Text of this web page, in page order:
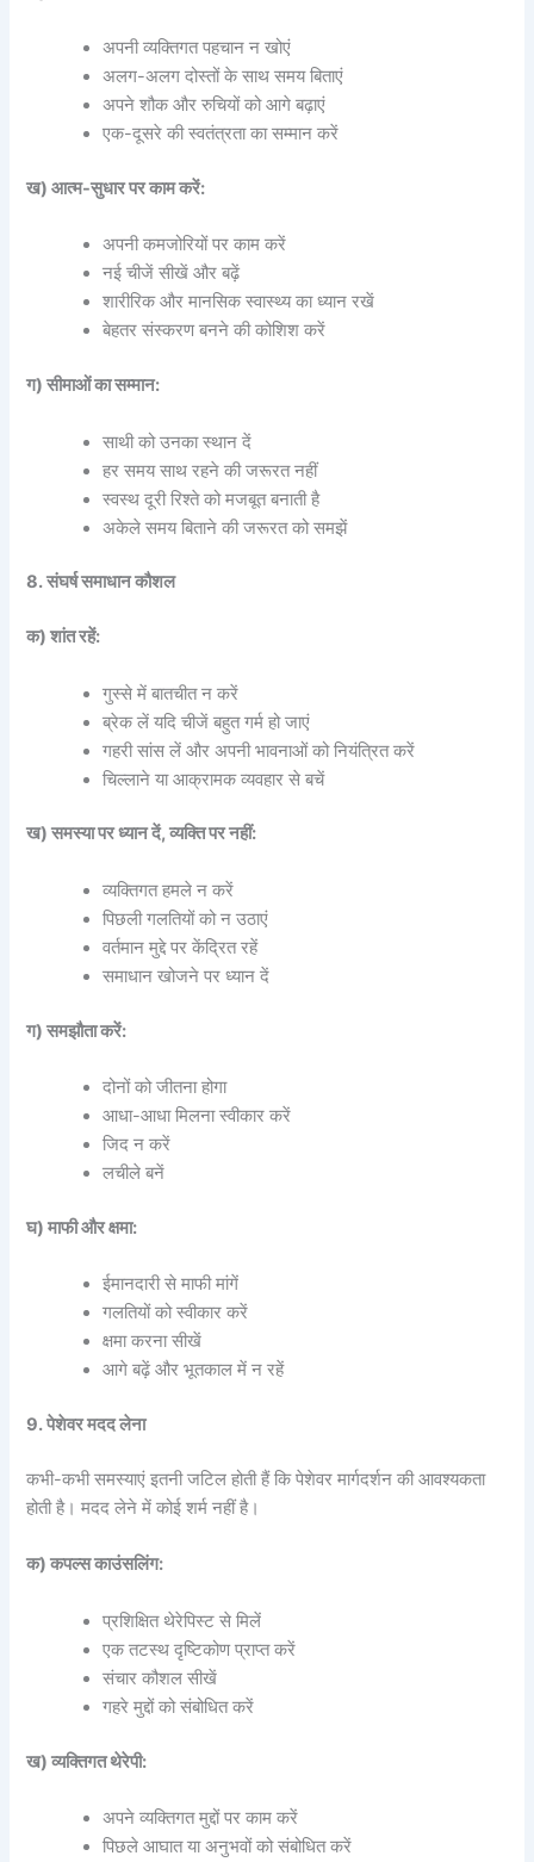
अपनी व्यक्तिगत पहचान न खोएं
अलग-अलग दोस्तों के साथ समय बिताएं
अपने शौक और रुचियों को आगे बढ़ाएं
एक-दूसरे की स्वतंत्रता का सम्मान करें
ख) आत्म-सुधार पर काम करें:
अपनी कमजोरियों पर काम करें
नई चीजें सीखें और बढ़ें
शारीरिक और मानसिक स्वास्थ्य का ध्यान रखें
बेहतर संस्करण बनने की कोशिश करें
ग) सीमाओं का सम्मान:
साथी को उनका स्थान दें
हर समय साथ रहने की जरूरत नहीं
स्वस्थ दूरी रिश्ते को मजबूत बनाती है
अकेले समय बिताने की जरूरत को समझें
8. संघर्ष समाधान कौशल
क) शांत रहें:
गुस्से में बातचीत न करें
ब्रेक लें यदि चीजें बहुत गर्म हो जाएं
गहरी सांस लें और अपनी भावनाओं को नियंत्रित करें
चिल्लाने या आक्रामक व्यवहार से बचें
ख) समस्या पर ध्यान दें, व्यक्ति पर नहीं:
व्यक्तिगत हमले न करें
पिछली गलतियों को न उठाएं
वर्तमान मुद्दे पर केंद्रित रहें
समाधान खोजने पर ध्यान दें
ग) समझौता करें:
दोनों को जीतना होगा
आधा-आधा मिलना स्वीकार करें
जिद न करें
लचीले बनें
घ) माफी और क्षमा:
ईमानदारी से माफी मांगें
गलतियों को स्वीकार करें
क्षमा करना सीखें
आगे बढ़ें और भूतकाल में न रहें
9. पेशेवर मदद लेना
कभी-कभी समस्याएं इतनी जटिल होती हैं कि पेशेवर मार्गदर्शन की आवश्यकता
होती है। मदद लेने में कोई शर्म नहीं है।
क) कपल्स काउंसलिंग:
प्रशिक्षित थेरेपिस्ट से मिलें
एक तटस्थ दृष्टिकोण प्राप्त करें
संचार कौशल सीखें
गहरे मुद्दों को संबोधित करें
ख) व्यक्तिगत थेरेपी:
अपने व्यक्तिगत मुद्दों पर काम करें
पिछले आघात या अनुभवों को संबोधित करें